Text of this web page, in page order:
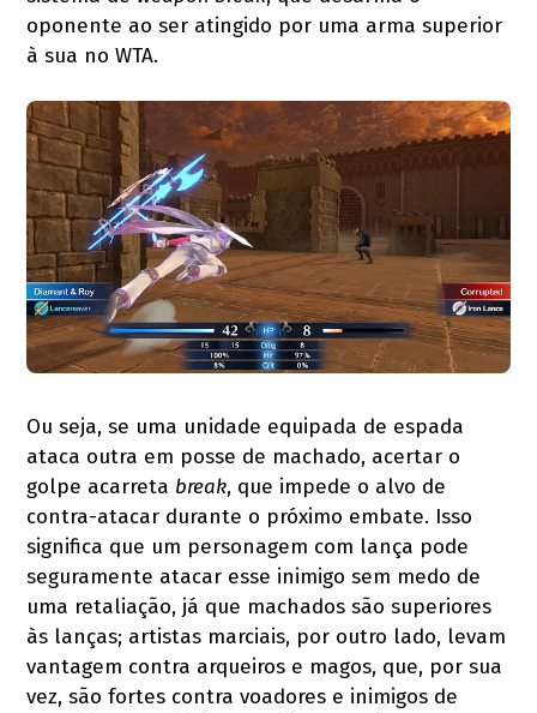
oponente ao ser atingido por uma arma superior
à sua no WTA.
Ou seja, se uma unidade equipada de espada
ataca outra em posse de machado, acertar o
golpe acarreta break, que impede o alvo de
contra-atacar durante o próximo embate. Isso
significa que um personagem com lança pode
seguramente atacar esse inimigo sem medo de
uma retaliação, já que machados são superiores
às lanças; artistas marciais, por outro lado, levam
vantagem contra arqueiros e magos, que, por sua
vez, são fortes contra voadores e inimigos de